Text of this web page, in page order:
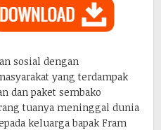
sosial dengan
yang terdampak
dan paket sembako
tuanya meninggal dunia
keluarga bapak Fram